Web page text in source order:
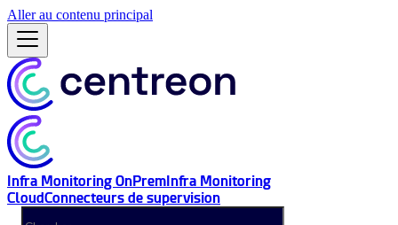
Aller au contenu principal
Infra Monitoring OnPremInfra Monitoring
CloudConnecteurs de supervision